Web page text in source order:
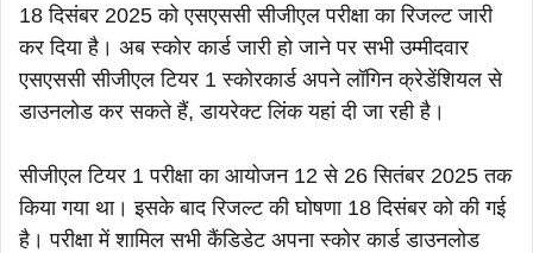
18 दिसंबर 2025 को एसएससी सीजीएल परीक्षा का रिजल्ट जारी
कर दिया है। अब स्कोर कार्ड जारी हो जाने पर सभी उम्मीदवार
एसएससी सीजीएल टियर 1 स्कोरकार्ड अपने लॉगिन क्रेडेंशियल से
डाउनलोड कर सकते हैं, डायरेक्ट लिंक यहां दी जा रही है।
सीजीएल टियर 1 परीक्षा का आयोजन 12 से 26 सितंबर 2025 तक
किया गया था। इसके बाद रिजल्ट की घोषणा 18 दिसंबर को की गई
है। परीक्षा में शामिल सभी कैंडिडेट अपना स्कोर कार्ड डाउनलोड